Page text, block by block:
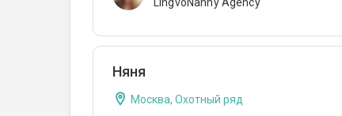
Няня
Москва, Охотный ряд